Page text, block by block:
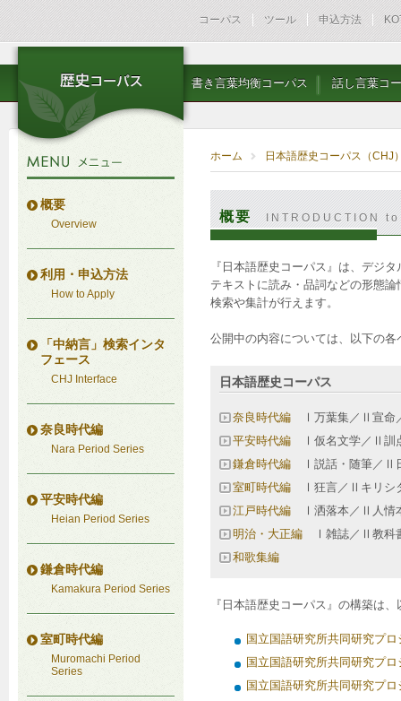
コーパス ツール 申込方法
書き言葉均衡コーパス 話し言葉コ
概要
Overview
利用・申込方法
How to Apply
「中納言」検索インタ
フェース
CHJ Interface
奈良時代編
Nara Period Series
平安時代編
Heian Period Series
鎌倉時代編
Kamakura Period Series
室町時代編
Muromachi Period
Series
ホーム 日本語歴史コーパス（CHJ
概要 INTRODUCTION
『日本語歴史コーパス』は、デジ
テキストに読み・品詞などの形態
検索や集計が行えます。
公開中の内容については、以下の
日本語歴史コーパス
奈良時代編 Ⅰ万葉集／Ⅱ宣命
平安時代編 Ⅰ仮名文学／Ⅱ訓
鎌倉時代編 Ⅰ説話・随筆／Ⅱ
室町時代編 Ⅰ狂言／Ⅱキリシ
江戸時代編 Ⅰ洒落本／Ⅱ人情
明治・大正編 Ⅰ雑誌／Ⅱ教科
和歌集編
『日本語歴史コーパス』の構築は
国立国語研究所共同研究プ
国立国語研究所共同研究プ
国立国語研究所共同研究プ